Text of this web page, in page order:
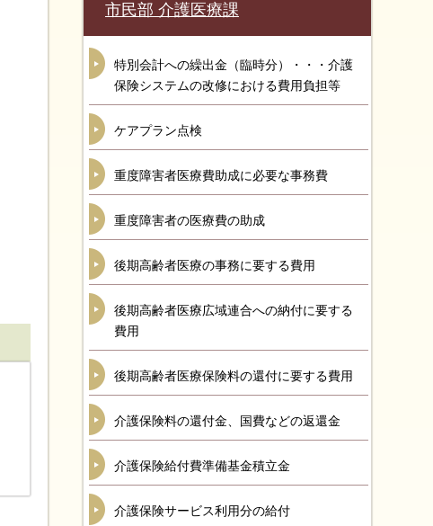
市民部 介護医療課
特別会計への繰出金（臨時分）・・・介護
保険システムの改修における費用負担等
ケアプラン点検
重度障害者医療費助成に必要な事務費
重度障害者の医療費の助成
後期高齢者医療の事務に要する費用
後期高齢者医療広域連合への納付に要する
費用
後期高齢者医療保険料の還付に要する費用
介護保険料の還付金、国費などの返還金
介護保険給付費準備基金積立金
介護保険サービス利用分の給付